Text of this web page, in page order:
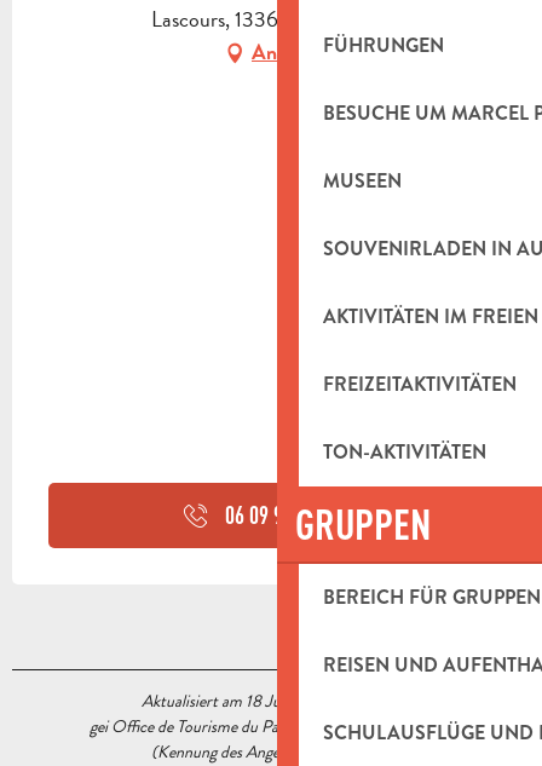
FÜHRUNGEN
BESUCHE UM MARCEL
MUSEEN
SOUVENIRLADEN IN
AKTIVITÄTEN IM FREIEN
FREIZEITAKTIVITÄTEN
TON-AKTIVITÄTEN
GRUPPEN
BEREICH FÜR GRUPPEN
REISEN UND
SCHULAUSFLÜGE UND
Lascours, 13360 Roquevaire
Anfahrt
06 09 90 43▒▒
Aktualisiert am 18 Juni 2026 Um 17:14
gei Office de Tourisme du Pays d’Aubagne et de l’Étoile
(Kennung des Angebots :